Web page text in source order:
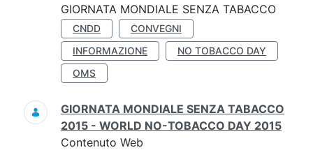
GIORNATA MONDIALE SENZA TABACCO
CNDD
CONVEGNI
INFORMAZIONE
NO TOBACCO DAY
OMS
GIORNATA MONDIALE SENZA TABACCO
2015 - WORLD NO-TOBACCO DAY 2015
Contenuto Web